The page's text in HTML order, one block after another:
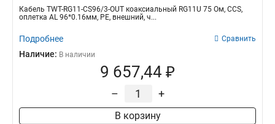
Кабель TWT-RG11-CS96/3-OUT коаксиальный RG11U 75 Ом, CCS,
оплетка AL 96*0.16мм, PE, внешний, ч...
Подробнее Сравнить
Наличие: В наличии
9 657,44 ₽
– +
В корзину